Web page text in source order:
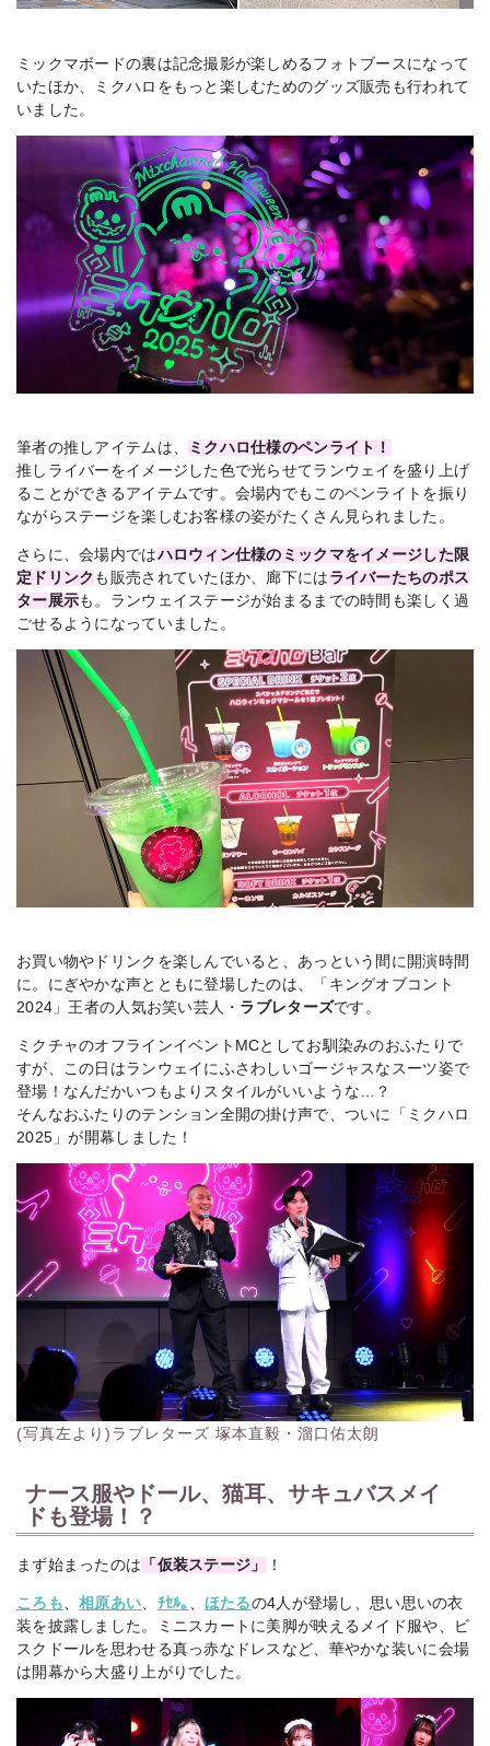
ミックマボードの裏は記念撮影が楽しめるフォトブースになって
いたほか、ミクハロをもっと楽しむためのグッズ販売も行われて
いました。
筆者の推しアイテムは、
ミクハロ仕様のペンライト！
推しライバーをイメージした色で光らせてランウェイを盛り上げ
ることができるアイテムです。会場内でもこのペンライトを振り
ながらステージを楽しむお客様の姿がたくさん見られました。
さらに、会場内ではハロウィン仕様のミックマをイメージした限
定ドリンク も販売されていたほか、廊下には ライバーたちのポス
ター展示も。ランウェイステージが始まるまでの時間も楽しく過
ごせるようになっていました。
お買い物やドリンクを楽しんでいると、あっという間に開演時間
に。にぎやかな声とともに登場したのは、「キングオブコント
2024」王者の人気お笑い芸人・ ラブレターズです。
ミクチャのオフラインイベントMCとしてお馴染みのおふたりで
すが、この日はランウェイにふさわしいゴージャスなスーツ姿で
登場！なんだかいつもよりスタイルがいいような…？
そんなおふたりのテンション全開の掛け声で、ついに「ミクハロ
2025」が開幕しました！
(写真左より)ラブレターズ 塚本直毅・溜口佑太朗
ナース服やドール、猫耳、サキュバスメイ
ドも登場！？
まず始まったのは 「仮装ステージ」 ！
ころも 、相原あい ﾁｾﾙ｡ ほたるの4人が登場し、思い思いの衣
装を披露しました。ミニスカートに美脚が映えるメイド服や、ビ
スクドールを思わせる真っ赤なドレスなど、華やかな装いに会場
は開幕から大盛り上がりでした。